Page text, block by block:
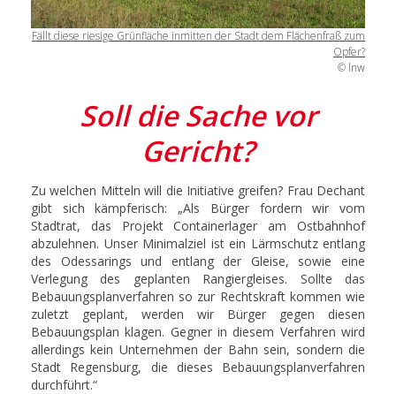
Fällt diese riesige Grünfläche inmitten der Stadt dem Flächenfraß zum
Opfer?
© lnw
Soll die Sache vor
Gericht?
Zu welchen Mitteln will die Initiative greifen? Frau Dechant
gibt sich kämpferisch: „Als Bürger fordern wir vom
Stadtrat, das Projekt Containerlager am Ostbahnhof
abzulehnen. Unser Minimalziel ist ein Lärmschutz entlang
des Odessarings und entlang der Gleise, sowie eine
Verlegung des geplanten Rangiergleises. Sollte das
Bebauungsplanverfahren so zur Rechtskraft kommen wie
zuletzt geplant, werden wir Bürger gegen diesen
Bebauungsplan klagen. Gegner in diesem Verfahren wird
allerdings kein Unternehmen der Bahn sein, sondern die
Stadt Regensburg, die dieses Bebauungsplanverfahren
durchführt.“